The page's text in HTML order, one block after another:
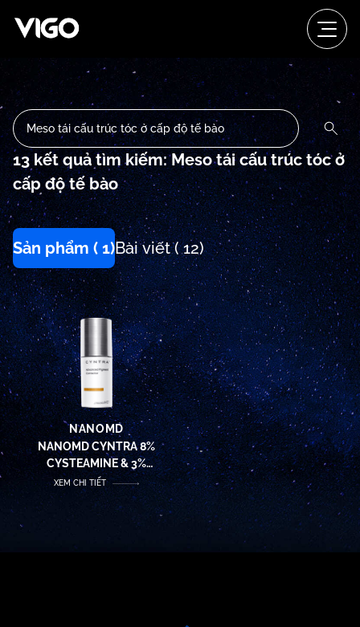
13 kết quả tìm kiếm: Meso tái cấu trúc tóc ở
cấp độ tế bào
Sản phẩm ( 1) Bài viết ( 12)
NANOMD
NANOMD CYNTRA 8%
CYSTEAMINE & 3%
TRANEXAMIC ACID – KEM
DƯỠNG SÁNG ĐỀU MÀU DA
XEM CHI TIẾT